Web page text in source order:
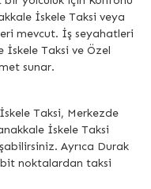
İskele Taksi veya
mevcut. İş seyahatleri
İskele Taksi ve Özel
sunar.
Taksi, Merkezde
İskele Taksi
Ayrıca Durak
noktalardan taksi